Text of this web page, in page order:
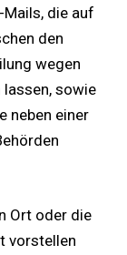
die auf
den
wegen
sowie
neben einer
Ort oder die
vorstellen